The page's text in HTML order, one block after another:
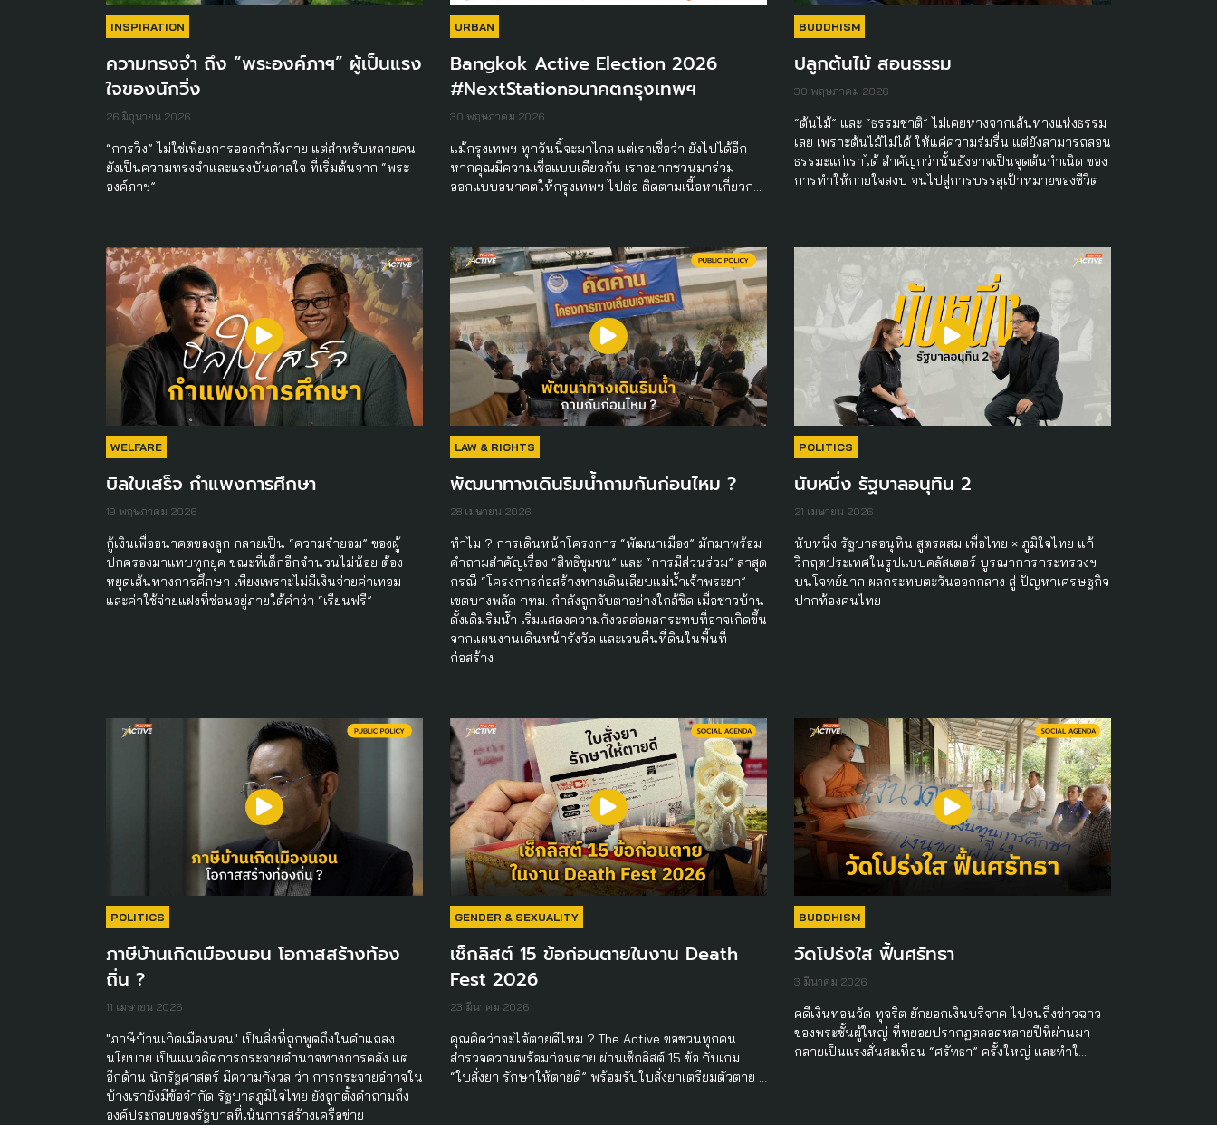
INSPIRATION
ความทรงจำ ถึง “พระองค์ภาฯ” ผู้เป็นแรง
ใจของนักวิ่ง
26 มิถุนายน 2026
“การวิ่ง” ไม่ใช่เพียงการออกกำลังกาย แต่สำหรับหลายคน
ยังเป็นความทรงจำและแรงบันดาลใจ ที่เริ่มต้นจาก “พระ
องค์ภาฯ”
URBAN
Bangkok Active Election 2026
#NextStationอนาคตกรุงเทพฯ
30 พฤษภาคม 2026
แม้กรุงเทพฯ ทุกวันนี้จะมาไกล แต่เราเชื่อว่า ยังไปได้อีก
หากคุณมีความเชื่อแบบเดียวกัน เราอยากชวนมาร่วม
ออกแบบอนาคตให้กรุงเทพฯ ไปต่อ ติดตามเนื้อหาเกี่ยวก…
BUDDHISM
ปลูกต้นไม้ สอนธรรม
30 พฤษภาคม 2026
“ต้นไม้” และ “ธรรมชาติ” ไม่เคยห่างจากเส้นทางแห่งธรรม
เลย เพราะต้นไม้ไม่ได้ ให้แค่ความร่มรื่น แต่ยังสามารถสอน
ธรรมะแก่เราได้ สำคัญกว่านั้นยังอาจเป็นจุดต้นกำเนิด ของ
การทำให้กายใจสงบ จนไปสู่การบรรลุเป้าหมายของชีวิต
WELFARE
บิลใบเสร็จ กำแพงการศึกษา
19 พฤษภาคม 2026
กู้เงินเพื่ออนาคตของลูก กลายเป็น “ความจำยอม” ของผู้
ปกครองมาแทบทุกยุค ขณะที่เด็กอีกจำนวนไม่น้อย ต้อง
หยุดเส้นทางการศึกษา เพียงเพราะไม่มีเงินจ่ายค่าเทอม
และค่าใช้จ่ายแฝงที่ซ่อนอยู่ภายใต้คำว่า “เรียนฟรี”
LAW & RIGHTS
พัฒนาทางเดินริมน้ำถามกันก่อนไหม ?
28 เมษายน 2026
ทำไม ? การเดินหน้าโครงการ “พัฒนาเมือง” มักมาพร้อม
คำถามสำคัญเรื่อง “สิทธิชุมชน” และ “การมีส่วนร่วม” ล่าสุด
กรณี “โครงการก่อสร้างทางเดินเลียบแม่น้ำเจ้าพระยา”
เขตบางพลัด กทม. กำลังถูกจับตาอย่างใกล้ชิด เมื่อชาวบ้าน
ดั้งเดิมริมน้ำ เริ่มแสดงความกังวลต่อผลกระทบที่อาจเกิดขึ้น
จากแผนงานเดินหน้ารังวัด และเวนคืนที่ดินในพื้นที่
ก่อสร้าง
POLITICS
นับหนึ่ง รัฐบาลอนุทิน 2
21 เมษายน 2026
นับหนึ่ง รัฐบาลอนุทิน สูตรผสม เพื่อไทย × ภูมิใจไทย แก้
วิกฤตประเทศในรูปแบบคลัสเตอร์ บูรณาการกระทรวงฯ
บนโจทย์ยาก ผลกระทบตะวันออกกลาง สู่ ปัญหาเศรษฐกิจ
ปากท้องคนไทย
POLITICS
ภาษีบ้านเกิดเมืองนอน โอกาสสร้างท้อง
ถิ่น ?
11 เมษายน 2026
"ภาษีบ้านเกิดเมืองนอน" เป็นสิ่งที่ถูกพูดถึงในคำแถลง
นโยบาย เป็นแนวคิดการกระจายอำนาจทางการคลัง แต่
อีกด้าน นักรัฐศาสตร์ มีความกังวล ว่า การกระจายอำาจใน
บ้างเรายังมีข้อจำกัด รัฐบาลภูมิใจไทย ยังถูกตั้งคำถามถึง
องค์ประกอบของรัฐบาลที่เน้นการสร้างเครือข่าย
GENDER & SEXUALITY
เช็กลิสต์ 15 ข้อก่อนตายในงาน Death
Fest 2026
23 มีนาคม 2026
คุณคิดว่าจะได้ตายดีไหม ?.The Active ขอชวนทุกคน
สำรวจความพร้อมก่อนตาย ผ่านเช็กลิสต์ 15 ข้อ.กับเกม
“ใบสั่งยา รักษาให้ตายดี” พร้อมรับใบสั่งยาเตรียมตัวตาย …
BUDDHISM
วัดโปร่งใส ฟื้นศรัทธา
3 มีนาคม 2026
คดีเงินทอนวัด ทุจริต ยักยอกเงินบริจาค ไปจนถึงข่าวฉาว
ของพระชั้นผู้ใหญ่ ที่ทยอยปรากฏตลอดหลายปีที่ผ่านมา
กลายเป็นแรงสั่นสะเทือน “ศรัทธา” ครั้งใหญ่ และทำใ…